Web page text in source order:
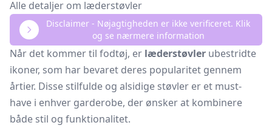
Alle detaljer om læderstøvler
Disclaimer - Nøjagtigheden er ikke verificeret. Klik
og se nærmere information
Når det kommer til fodtøj, er læderstøvler ubestridte
ikoner, som har bevaret deres popularitet gennem
årtier. Disse stilfulde og alsidige støvler er et must-
have i enhver garderobe, der ønsker at kombinere
både stil og funktionalitet.